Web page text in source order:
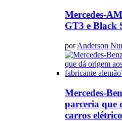
Mercedes-
GT3 e Black
porAnderson
Mercedes-
parceria que
carros